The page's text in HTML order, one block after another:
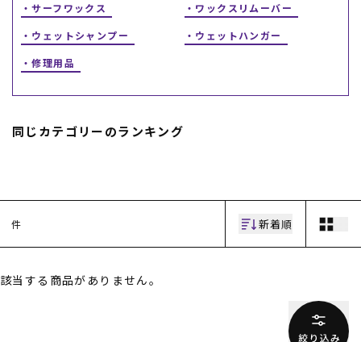
ファッションTOP
スノーTOP
ブランド一覧
サーフワックス
ワックスリムーバー
ウェットシャンプー
ウェットハンガー
修理用品
同じカテゴリーのランキング
件 新着順
該当する商品がありません。